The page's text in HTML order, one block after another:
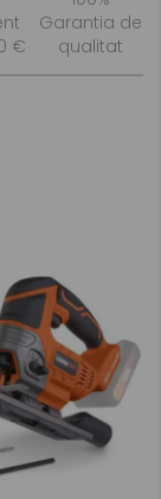
€
Garantia de
qualitat